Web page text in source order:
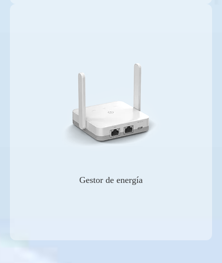
Gestor de energía